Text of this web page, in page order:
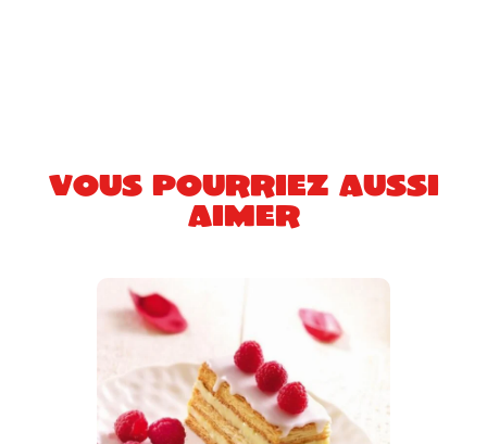
Vous pourriez aussi
aimer